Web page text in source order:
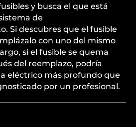
y busca el que está
de
Si descubres que el fusible
con uno del mismo
si el fusible se quema
del reemplazo, podría
eléctrico más profundo que
por un profesional.